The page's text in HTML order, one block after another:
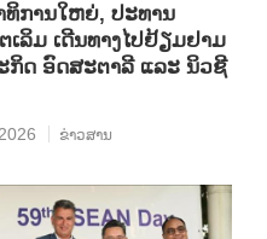
ທິການໃຫຍ່, ປະທານ
ເລິມ ເດີນທາງໄປຢ້ຽມຢາມ
ກິດ ອົດສະຕາລີ ແລະ ນິວຊີ
ຂ່າວສານ